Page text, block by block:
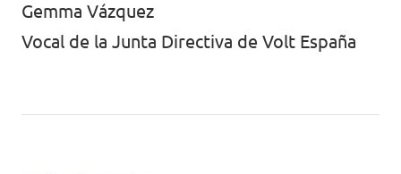
Gemma Vázquez
Vocal de la Junta Directiva de Volt España